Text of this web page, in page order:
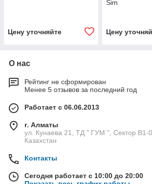
Цену уточняйте
Sim
Цену
О нас
Рейтинг не сформирован
Менее 5 отзывов за последний год
Работает с 06.06.2013
г. Алматы
ул. Кунаева 21, ТД " ГУМ ", Сектор В1-
Казахстан
Контакты
Сегодня работает с 10:00 до 20:00